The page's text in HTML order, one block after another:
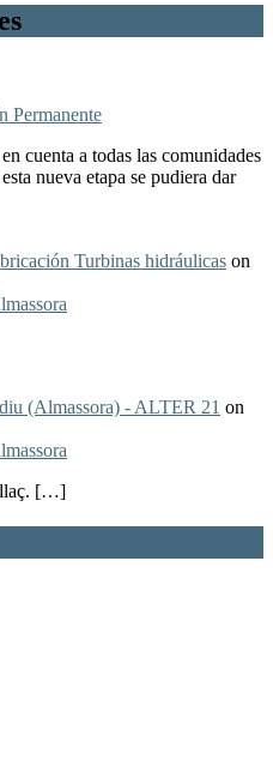
Permanente
cuenta a todas las comunidades
nueva etapa se pudiera dar
Turbinas hidráulicas on
(Almassora) - ALTER 21 on
[…]